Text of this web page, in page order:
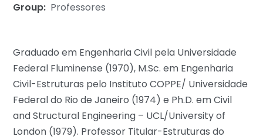
Group: Professores
Graduado em Engenharia Civil pela Universidade
Federal Fluminense (1970), M.Sc. em Engenharia
Civil-Estruturas pelo Instituto COPPE/ Universidade
Federal do Rio de Janeiro (1974) e Ph.D. em Civil
and Structural Engineering – UCL/University of
London (1979). Professor Titular-Estruturas do